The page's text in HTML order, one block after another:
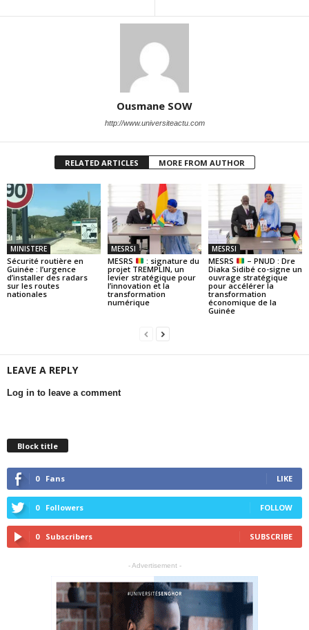
Ousmane SOW
http://www.universiteactu.com
RELATED ARTICLES MORE FROM AUTHOR
MINISTERE
Sécurité routière en
Guinée : l’urgence
d’installer des radars
sur les routes
nationales
MESRSI
MESRS
: signature du
projet TREMPLIN, un
levier stratégique pour
l’innovation et la
transformation
numérique
MESRSI
MESRS
– PNUD : Dre
Diaka Sidibé co-signe un
ouvrage stratégique
pour accélérer la
transformation
économique de la
Guinée
LEAVE A REPLY
Log in to leave a comment
Block title
0 Fans LIKE
0 Followers FOLLOW
0 Subscribers SUBSCRIBE
- Advertisement -